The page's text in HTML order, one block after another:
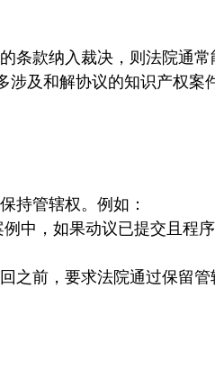
条款纳入裁决，则法院通常
涉及和解协议的知识产权案
持管辖权。例如：
例中，如果动议已提交且程
之前，要求法院通过保留